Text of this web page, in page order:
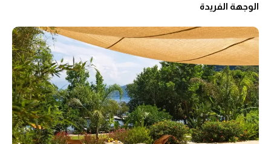
الوجهة الفريدة